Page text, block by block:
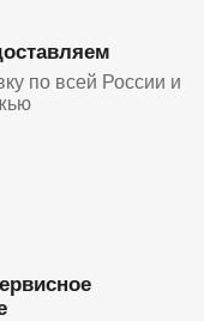
по всей России и